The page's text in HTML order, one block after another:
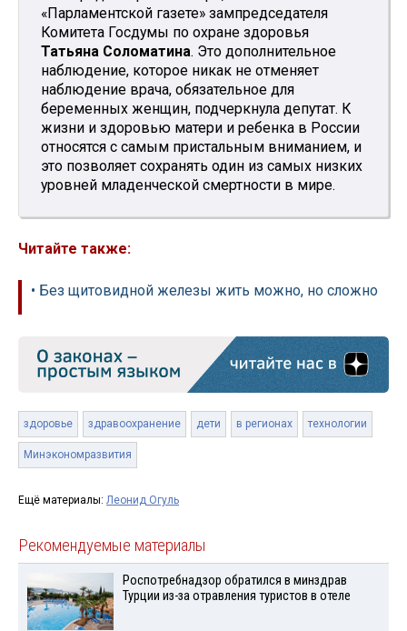
«Парламентской газете» зампредседателя
Комитета Госдумы по охране здоровья
Татьяна Соломатина. Это дополнительное
наблюдение, которое никак не отменяет
наблюдение врача, обязательное для
беременных женщин, подчеркнула депутат. К
жизни и здоровью матери и ребенка в России
относятся с самым пристальным вниманием, и
это позволяет сохранять один из самых низких
уровней младенческой смертности в мире.
Читайте также:
• Без щитовидной железы жить можно, но сложно
здоровье здравоохранение дети в регионах технологии
Минэкономразвития
Ещё материалы: Леонид Огуль
Рекомендуемые материалы
Роспотребнадзор обратился в минздрав
Турции из-за отравления туристов в отеле